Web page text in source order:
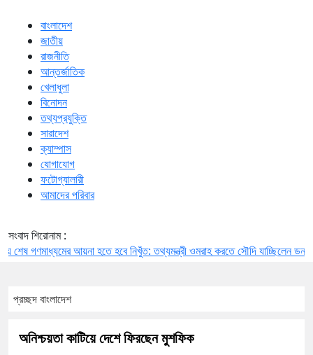
বাংলাদেশ
জাতীয়
রাজনীতি
আন্তর্জাতিক
খেলাধুলা
বিনোদন
তথ্যপ্রযুক্তি
সারাদেশ
ক্যাম্পাস
যোগাযোগ
ফটোগ্যালারী
আমাদের পরিবার
সংবাদ শিরোনাম :
গণমাধ্যমের আয়না হতে হবে নিখুঁত: তথ্যমন্ত্রীওমরাহ করতে সৌদি যাচ্ছিলেন ডন,
প্রচ্ছদবাংলাদেশ
অনিশ্চয়তা কাটিয়ে দেশে ফিরছেন মুশফিক